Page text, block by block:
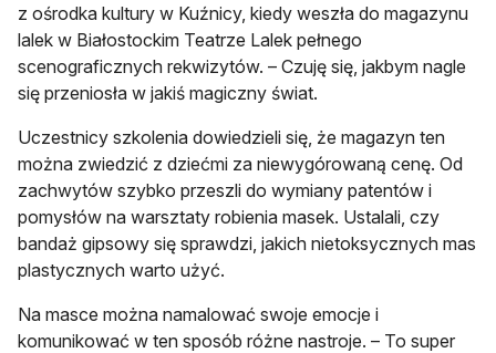
z ośrodka kultury w Kuźnicy, kiedy weszła do magazynu
lalek w Białostockim Teatrze Lalek pełnego
scenograficznych rekwizytów. – Czuję się, jakbym nagle
się przeniosła w jakiś magiczny świat.
Uczestnicy szkolenia dowiedzieli się, że magazyn ten
można zwiedzić z dziećmi za niewygórowaną cenę. Od
zachwytów szybko przeszli do wymiany patentów i
pomysłów na warsztaty robienia masek. Ustalali, czy
bandaż gipsowy się sprawdzi, jakich nietoksycznych mas
plastycznych warto użyć.
Na masce można namalować swoje emocje i
komunikować w ten sposób różne nastroje. – To super